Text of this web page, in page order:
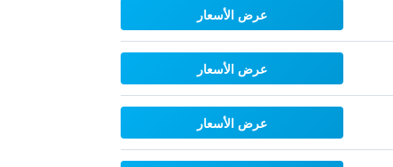
عرض الأسعار
عرض الأسعار
عرض الأسعار